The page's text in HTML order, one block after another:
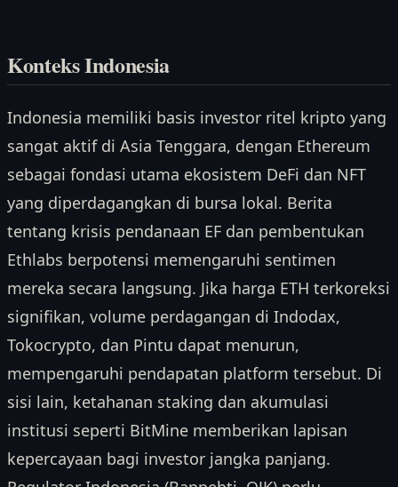
Konteks Indonesia
Indonesia memiliki basis investor ritel kripto yang
sangat aktif di Asia Tenggara, dengan Ethereum
sebagai fondasi utama ekosistem DeFi dan NFT
yang diperdagangkan di bursa lokal. Berita
tentang krisis pendanaan EF dan pembentukan
Ethlabs berpotensi memengaruhi sentimen
mereka secara langsung. Jika harga ETH terkoreksi
signifikan, volume perdagangan di Indodax,
Tokocrypto, dan Pintu dapat menurun,
mempengaruhi pendapatan platform tersebut. Di
sisi lain, ketahanan staking dan akumulasi
institusi seperti BitMine memberikan lapisan
kepercayaan bagi investor jangka panjang.